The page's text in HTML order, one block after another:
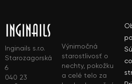
Inginails s.r.o.
Starozagorská
6
040 23
Výnimočná
starostlivosť o
nechty, pokožku
a celé telo za